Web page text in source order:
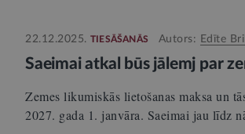
22.12.2025. TIESĀŠANĀS Autors: Edīte
Saeimai atkal būs jālemj par
Zemes likumiskās lietošanas maksa un
2027. gada 1. janvāra. Saeimai jau līdz